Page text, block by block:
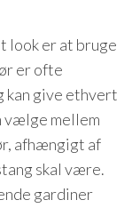
look er at bruge
er ofte
give ethvert
vælge mellem
afhængigt af
skal være.
gardiner